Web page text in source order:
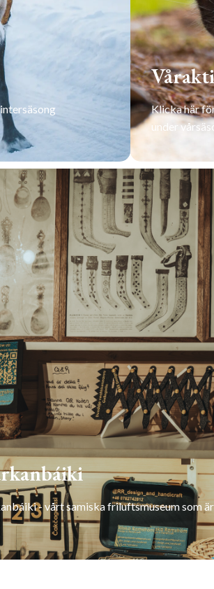
Klicka här
under
SE
- vårt samiska friluftsmuseum som
MER